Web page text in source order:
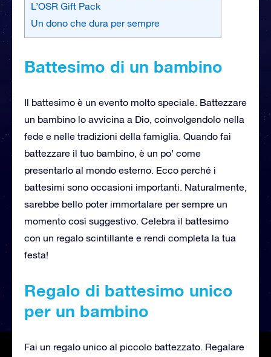
L’OSR Gift Pack
Un dono che dura per sempre
Battesimo di un bambino
Il battesimo è un evento molto speciale. Battezzare
un bambino lo avvicina a Dio, coinvolgendolo nella
fede e nelle tradizioni della famiglia. Quando fai
battezzare il tuo bambino, è un po’ come
presentarlo al mondo esterno. Ecco perché i
battesimi sono occasioni importanti. Naturalmente,
sarebbe bello poter immortalare per sempre un
momento così suggestivo. Celebra il battesimo
con un regalo scintillante e rendi completa la tua
festa!
Regalo di battesimo unico
per un bambino
Fai un regalo unico al piccolo battezzato. Regalare